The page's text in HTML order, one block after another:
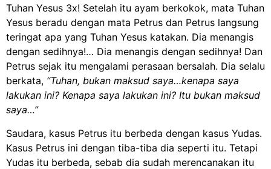
Tuhan Yesus 3x! Setelah itu ayam berkokok, mata Tuhan
Yesus beradu dengan mata Petrus dan Petrus langsung
teringat apa yang Tuhan Yesus katakan. Dia menangis
dengan sedihnya!… Dia menangis dengan sedihnya! Dan
Petrus sejak itu mengalami perasaan bersalah. Dia selalu
berkata, “Tuhan, bukan maksud saya…kenapa saya
lakukan ini? Kenapa saya lakukan ini? Itu bukan maksud
saya…”
Saudara, kasus Petrus itu berbeda dengan kasus Yudas.
Kasus Petrus ini dengan tiba-tiba dia seperti itu. Tetapi
Yudas itu berbeda, sebab dia sudah merencanakan itu